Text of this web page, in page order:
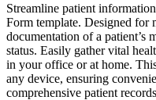
Streamline patient
Form template. Designed for
documentation of a patient’s
status. Easily gather vital
in your office or at home.
any device, ensuring
comprehensive patient